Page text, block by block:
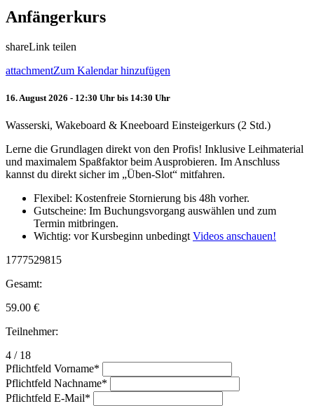
Anfängerkurs
shareLink teilen
attachmentZum Kalendar hinzufügen
16. August 2026 - 12:30 Uhr bis 14:30 Uhr
Wasserski, Wakeboard & Kneeboard Einsteigerkurs (2 Std.)
Lerne die Grundlagen direkt von den Profis! Inklusive Leihmaterial
und maximalem Spaßfaktor beim Ausprobieren. Im Anschluss
kannst du direkt sicher im „Üben-Slot“ mitfahren.
Flexibel: Kostenfreie Stornierung bis 48h vorher.
Gutscheine: Im Buchungsvorgang auswählen und zum
Termin mitbringen.
Wichtig: vor Kursbeginn unbedingt Videos anschauen!
1777529815
Gesamt:
59.00 €
Teilnehmer:
4 / 18
Pflichtfeld Vorname*
Pflichtfeld Nachname*
Pflichtfeld E-Mail*